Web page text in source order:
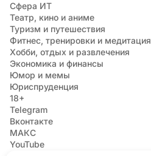
Сфера ИТ
Театр, кино и аниме
Туризм и путешествия
Фитнес, тренировки и медитация
Хобби, отдых и развлечения
Экономика и финансы
Юмор и мемы
Юриспруденция
18+
Telegram
Вконтакте
МАКС
YouTube